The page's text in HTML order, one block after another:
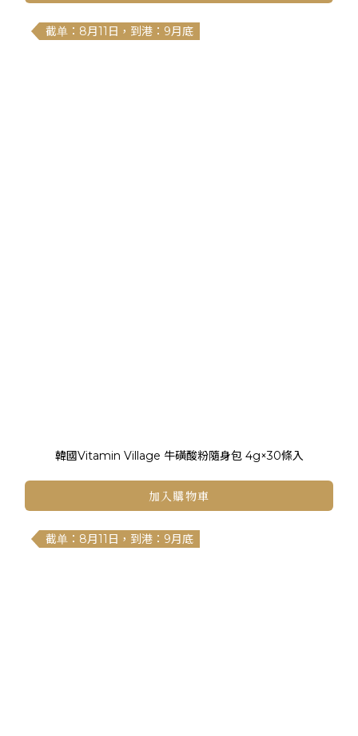
截单：8月11日，到港：9月底
韓國Vitamin Village 牛磺酸粉隨身包 4g×30條入
加入購物車
截单：8月11日，到港：9月底